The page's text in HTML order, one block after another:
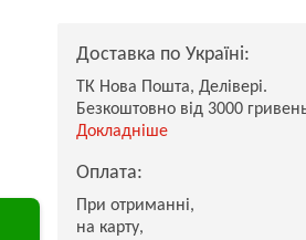
Доставка по Україні:
ТК Нова Пошта, Делівері.
Безкоштовно від 3000
Докладніше
Оплата:
При отриманні,
на карту,